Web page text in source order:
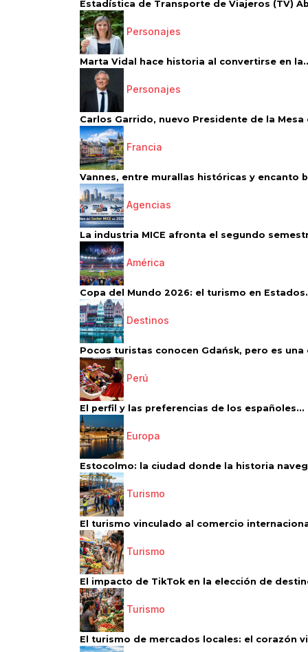
Estadística de Transporte de Viajeros (TV)
Personajes
Marta Vidal hace historia al convertirse en
Personajes
Carlos Garrido, nuevo Presidente de la Mesa
Francia
Vannes, entre murallas históricas y encanto
Agencias
La industria MICE afronta el segundo
América
Copa del Mundo 2026: el turismo en
Destinos
Pocos turistas conocen Gdańsk, pero es una
Perú
El perfil y las preferencias de los españoles...
Europa
Estocolmo: la ciudad donde la historia
Turismo
El turismo vinculado al comercio
Turismo
El impacto de TikTok en la elección de
Turismo
El turismo de mercados locales: el corazón